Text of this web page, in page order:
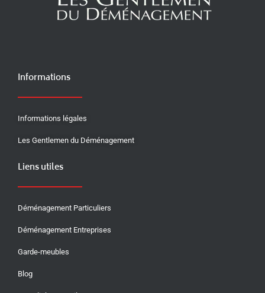
Informations
Informations légales
Les Gentlemen du Déménagement
Liens utiles
Déménagement Particuliers
Déménagement Entreprises
Garde-meubles
Blog